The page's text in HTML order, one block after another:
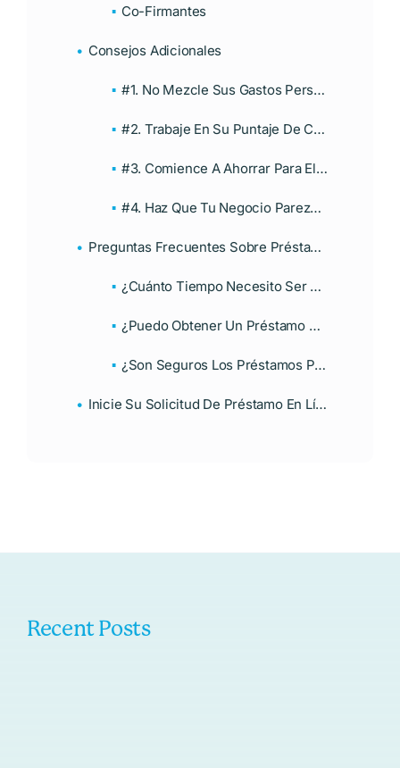
Co-Firmantes
Consejos Adicionales
#1. No Mezcle Sus Gastos Personales Con Los Gastos Comerciales.
#2. Trabaje En Su Puntaje De Crédito.
#3. Comience A Ahorrar Para El Pago Inicial Ahora.
#4. Haz Que Tu Negocio Parezca Más Profesional.
Preguntas Frecuentes Sobre Préstamos Para Trabajadores Por Cuenta Propia
¿Cuánto Tiempo Necesito Ser Autónomo Para Solicitar Un Préstamo Hipotecario?
¿Puedo Obtener Un Préstamo Por Cuenta Propia Sin Prueba De Ingresos?
¿Son Seguros Los Préstamos Para Autónomos No Tradicionales?
Inicie Su Solicitud De Préstamo En Línea
Recent Posts